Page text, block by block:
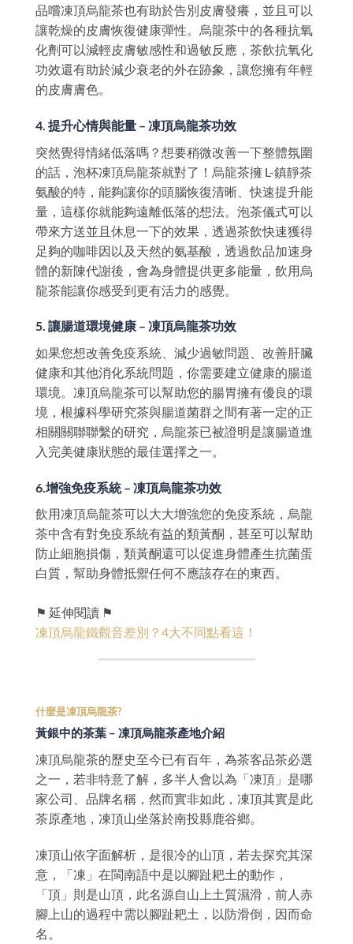
品嚐凍頂烏龍茶也有助於告別皮膚發癢，並且可以
讓乾燥的皮膚恢復健康彈性。烏龍茶中的各種抗氧
化劑可以減輕皮膚敏感性和過敏反應，茶飲抗氧化
功效還有助於減少衰老的外在跡象，讓您擁有年輕
的皮膚膚色。
4. 提升心情與能量 – 凍頂烏龍茶功效
突然覺得情緒低落嗎？想要稍微改善一下整體氛圍
的話，泡杯凍頂烏龍茶就對了！烏龍茶擁 L-鎮靜茶
氨酸的特，能夠讓你的頭腦恢復清晰、快速提升能
量，這樣你就能夠遠離低落的想法。泡茶儀式可以
帶來方送並且休息一下的效果，透過茶飲快速獲得
足夠的咖啡因以及天然的氨基酸，透過飲品加速身
體的新陳代謝後，會為身體提供更多能量，飲用烏
龍茶能讓你感受到更有活力的感覺。
5. 讓腸道環境健康 – 凍頂烏龍茶功效
如果您想改善免疫系統、減少過敏問題、改善肝臟
健康和其他消化系統問題，你需要建立健康的腸道
環境。凍頂烏龍茶可以幫助您的腸胃擁有優良的環
境，根據科學研究茶與腸道菌群之間有著一定的正
相關關聯聯繫的研究，烏龍茶已被證明是讓腸道進
入完美健康狀態的最佳選擇之一。
6.增強免疫系統 – 凍頂烏龍茶功效
飲用凍頂烏龍茶可以大大增強您的免疫系統，烏龍
茶中含有對免疫系統有益的類黃酮，甚至可以幫助
防止細胞損傷，類黃酮還可以促進身體產生抗菌蛋
白質，幫助身體抵禦任何不應該存在的東西。
⚑ 延伸閱讀 ⚑
凍頂烏龍鐵觀音差別？4大不同點看這！
什麼是凍頂烏龍茶?
黃銀中的茶葉 – 凍頂烏龍茶產地介紹
凍頂烏龍茶的歷史至今已有百年，為茶客品茶必選
之一，若非特意了解，多半人會以為「凍頂」是哪
家公司、品牌名稱，然而實非如此，凍頂其實是此
茶原產地，凍頂山坐落於南投縣鹿谷鄉。
凍頂山依字面解析，是很冷的山頂，若去探究其深
意，「凍」在閩南語中是以腳趾耙土的動作，
「頂」則是山頂，此名源自山上土質濕滑，前人赤
腳上山的過程中需以腳趾耙土，以防滑倒，因而命
名。